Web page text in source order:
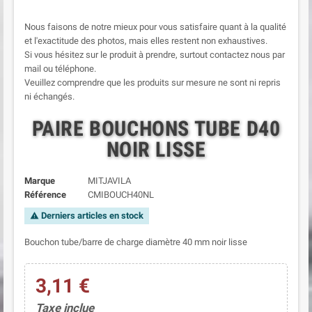
Nous faisons de notre mieux pour vous satisfaire quant à la qualité
et l'exactitude des photos, mais elles restent non exhaustives.
Si vous hésitez sur le produit à prendre, surtout contactez nous par
mail ou téléphone.
Veuillez comprendre que les produits sur mesure ne sont ni repris
ni échangés.
PAIRE BOUCHONS TUBE D40
NOIR LISSE
Marque
MITJAVILA
Référence
CMIBOUCH40NL
warning Derniers articles en stock
Bouchon tube/barre de charge diamètre 40 mm noir lisse
3,11 €
Taxe inclue